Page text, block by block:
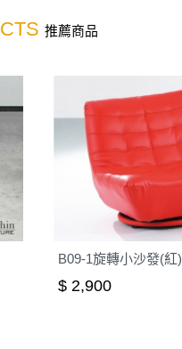
推薦商品
B09-1旋轉小沙發(紅)
$ 2,900